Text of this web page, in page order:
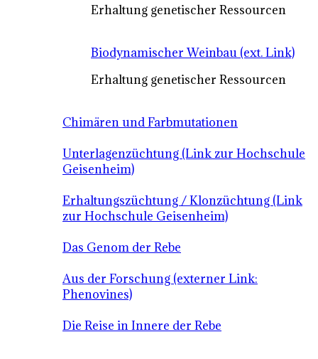
Erhaltung genetischer Ressourcen
Biodynamischer Weinbau (ext. Link)
Erhaltung genetischer Ressourcen
Chimären und Farbmutationen
Unterlagenzüchtung (Link zur Hochschule
Geisenheim)
Erhaltungszüchtung / Klonzüchtung (Link
zur Hochschule Geisenheim)
Das Genom der Rebe
Aus der Forschung (externer Link:
Phenovines)
Die Reise in Innere der Rebe